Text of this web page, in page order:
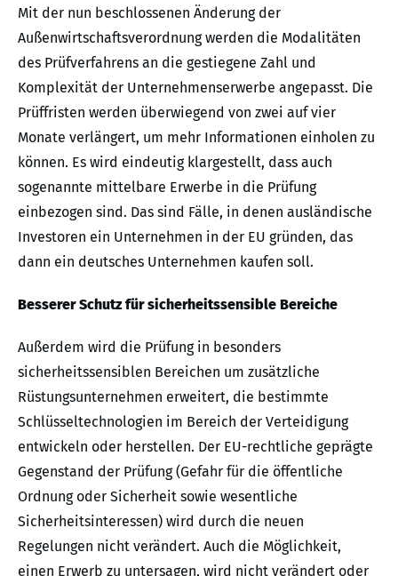
Mit der nun beschlossenen Änderung der
Außenwirtschaftsverordnung werden die Modalitäten
des Prüfverfahrens an die gestiegene Zahl und
Komplexität der Unternehmenserwerbe angepasst. Die
Prüffristen werden überwiegend von zwei auf vier
Monate verlängert, um mehr Informationen einholen zu
können. Es wird eindeutig klargestellt, dass auch
sogenannte mittelbare Erwerbe in die Prüfung
einbezogen sind. Das sind Fälle, in denen ausländische
Investoren ein Unternehmen in der EU gründen, das
dann ein deutsches Unternehmen kaufen soll.
Besserer Schutz für sicherheitssensible Bereiche
Außerdem wird die Prüfung in besonders
sicherheitssensiblen Bereichen um zusätzliche
Rüstungsunternehmen erweitert, die bestimmte
Schlüsseltechnologien im Bereich der Verteidigung
entwickeln oder herstellen. Der EU-rechtliche geprägte
Gegenstand der Prüfung (Gefahr für die öffentliche
Ordnung oder Sicherheit sowie wesentliche
Sicherheitsinteressen) wird durch die neuen
Regelungen nicht verändert. Auch die Möglichkeit,
einen Erwerb zu untersagen, wird nicht verändert oder